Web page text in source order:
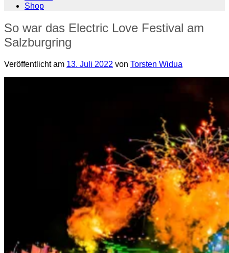
Shop
So war das Electric Love Festival am
Salzburgring
Veröffentlicht am 13. Juli 2022 von Torsten Widua